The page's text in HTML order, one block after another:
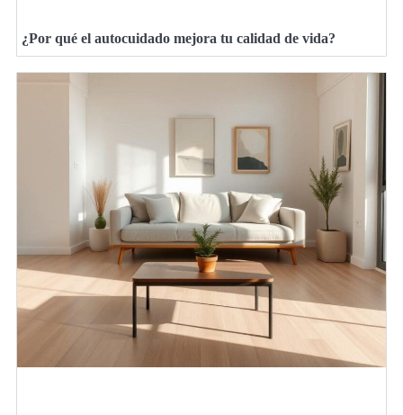
¿Por qué el autocuidado mejora tu calidad de vida?